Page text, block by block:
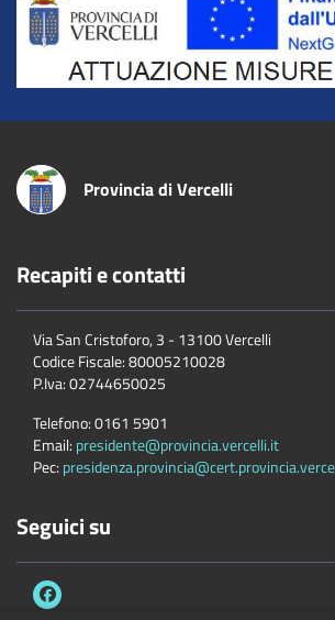
Provincia di Vercelli
Recapiti e contatti
Via San Cristoforo, 3 - 13100 Vercelli
Codice Fiscale:80005210028
P.Iva:02744650025
Telefono:0161 5901
Email: presidente@provincia.vercelli.it
Pec:
Seguici su